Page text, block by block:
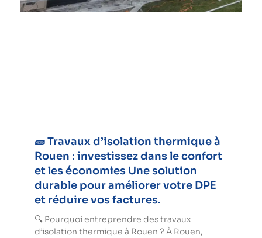
🧱 Travaux d’isolation thermique à
Rouen : investissez dans le confort
et les économies Une solution
durable pour améliorer votre DPE
et réduire vos factures.
🔍 Pourquoi entreprendre des travaux
d’isolation thermique à Rouen ? À Rouen,